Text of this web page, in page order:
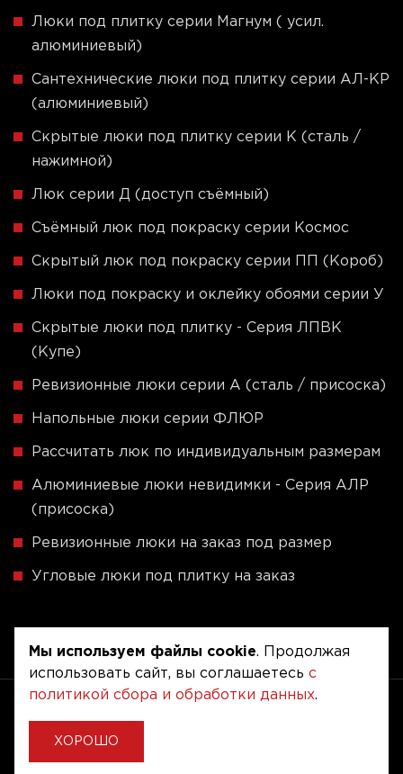
Люки под плитку серии Магнум ( усил.
алюминиевый)
Сантехнические люки под плитку серии АЛ-КР
(алюминиевый)
Скрытые люки под плитку серии K (сталь /
нажимной)
Люк серии Д (доступ съёмный)
Съёмный люк под покраску серии Космос
Скрытый люк под покраску серии ПП (Короб)
Люки под покраску и оклейку обоями серии У
Скрытые люки под плитку - Серия ЛПВК
(Купе)
Ревизионные люки серии A (сталь / присоска)
Напольные люки серии ФЛЮР
Рассчитать люк по индивидуальным размерам
Алюминиевые люки невидимки - Серия АЛР
(присоска)
Ревизионные люки на заказ под размер
Угловые люки под плитку на заказ
Copyright © 2020 - 2026. Люкер, ревизионные
сантехнические люки.
Разработка и продвижение -
Мы используем файлы cookie. Продолжая
использовать сайт, вы соглашаетесь с
политикой сбора и обработки данных.
ХОРОШО